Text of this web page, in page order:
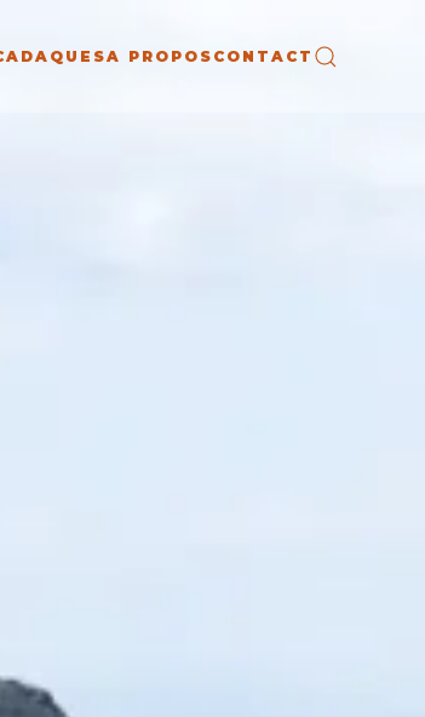
A PROPOS CONTACT